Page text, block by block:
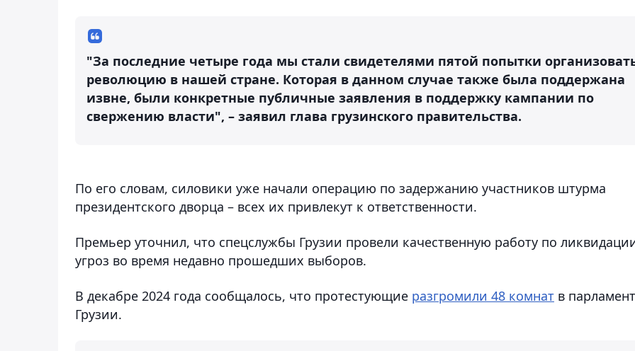
"За последние четыре года мы стали свидетелями пятой попытки
революцию в нашей стране. Которая в данном случае также была поддержана
извне, были конкретные публичные заявления в поддержку кампании по
свержению власти", – заявил глава грузинского правительства.
По его словам, силовики уже начали операцию по задержанию участников штурма
президентского дворца – всех их привлекут к ответственности.
Премьер уточнил, что спецслужбы Грузии провели качественную работу по
угроз во время недавно прошедших выборов.
В декабре 2024 года сообщалось, что протестующие разгромили 48 комнат в
Грузии.